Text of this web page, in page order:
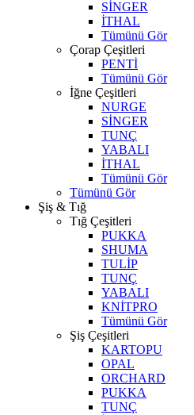
SİNGER
İTHAL
Tümünü Gör
Çorap Çeşitleri
PENTİ
Tümünü Gör
İğne Çeşitleri
NURGE
SİNGER
TUNÇ
YABALI
İTHAL
Tümünü Gör
Tümünü Gör
Şiş & Tığ
Tığ Çeşitleri
PUKKA
SHUMA
TULİP
TUNÇ
YABALI
KNİTPRO
Tümünü Gör
Şiş Çeşitleri
KARTOPU
OPAL
ORCHARD
PUKKA
TUNÇ